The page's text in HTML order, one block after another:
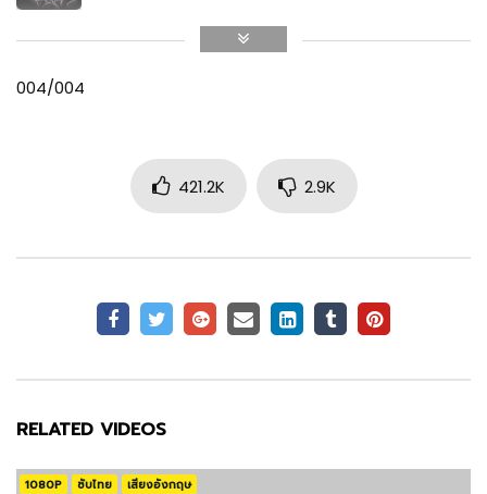
Dacre Montgomery
Cara Buono
Noah Schnapp
WILL BYERS
Kyle Dixon
Michael Stein
SOUND
Stranger Things 3
Stranger Things 4
AIR DATE:
004/004
421.2K 2.9K
RELATED VIDEOS
1080P ซับไทย เสียงอังกฤษ